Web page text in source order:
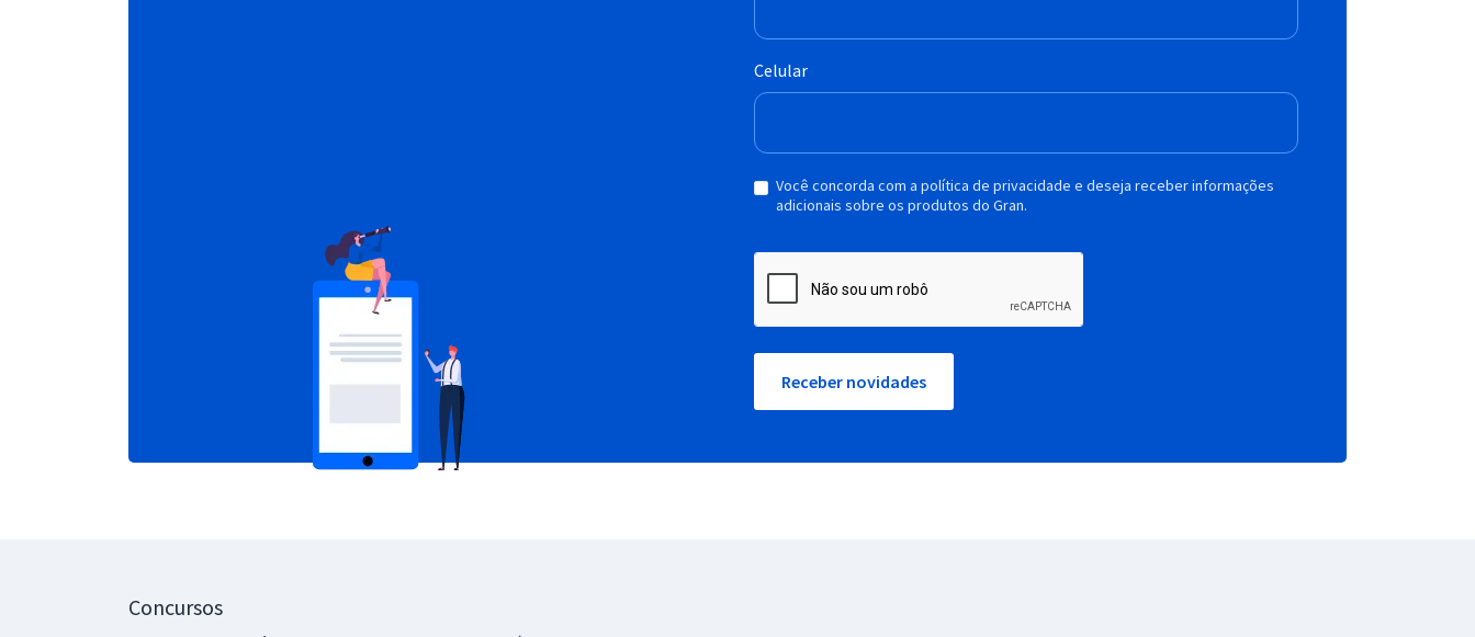
Celular
Você concorda com a política de privacidade e deseja receber informações
adicionais sobre os produtos do Gran.
Receber novidades
Concursos